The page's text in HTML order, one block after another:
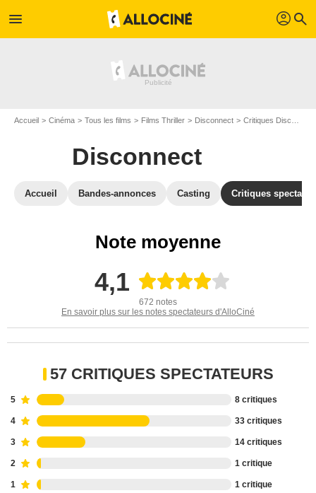
menu profil search
Accueil Cinéma Tous les films Films Thriller Disconnect Critiques Disconnect
Disconnect
Accueil Bandes-annonces Casting Critiques
Note moyenne
4,1
672 notes
En savoir plus sur les notes spectateurs d'AlloCiné
57 CRITIQUES SPECTATEURS
5 8 critiques
4 33 critiques
3 14 critiques
2 1 critique
1 1 critique